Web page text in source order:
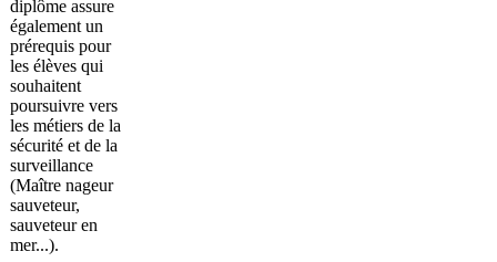
diplôme assure
également un
prérequis pour
les élèves qui
souhaitent
poursuivre vers
les métiers de la
sécurité et de la
surveillance
(Maître nageur
sauveteur,
sauveteur en
mer...).